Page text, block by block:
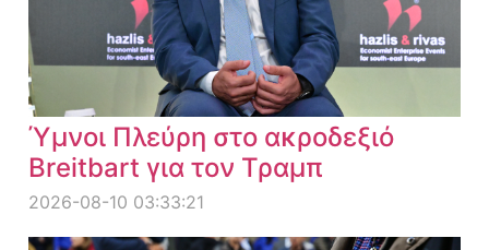
Ύμνοι Πλεύρη στο ακροδεξιό
Breitbart για τον Τραμπ
2026-08-10 03:33:21